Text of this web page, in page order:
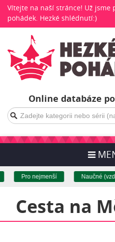
Vítejte na naší stránce! Už jsme
pohádek. Hezké shlédnutí:)
Online databáze
Pro nejmenší Naučné
Cesta na